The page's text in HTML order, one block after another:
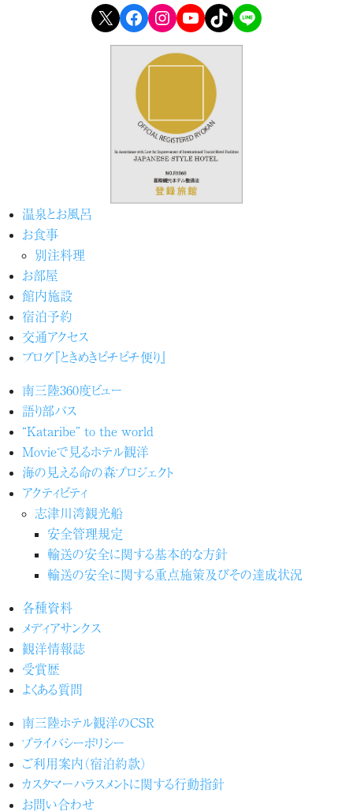
X Facebook Instagram YouTube TikTok LINE
温泉とお風呂
お食事
別注料理
お部屋
館内施設
宿泊予約
交通アクセス
ブログ『ときめきピチピチ便り』
南三陸360度ビュー
語り部バス
“Kataribe” to the world
Movieで見るホテル観洋
海の見える命の森プロジェクト
アクティビティ
志津川湾観光船
安全管理規定
輸送の安全に関する基本的な方針
輸送の安全に関する重点施策及びその達成状況
各種資料
メディアサンクス
観洋情報誌
受賞歴
よくある質問
南三陸ホテル観洋のCSR
プライバシーポリシー
ご利用案内（宿泊約款）
カスタマーハラスメントに関する行動指針
お問い合わせ